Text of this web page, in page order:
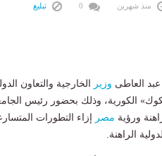
منذ شهرين تبليغ
عبد العاطى وزير
الخارجية والتعاون
الكورية، وذلك بحضور رئيس
ورؤية مصر
إزاء التطورات
الراهنة.